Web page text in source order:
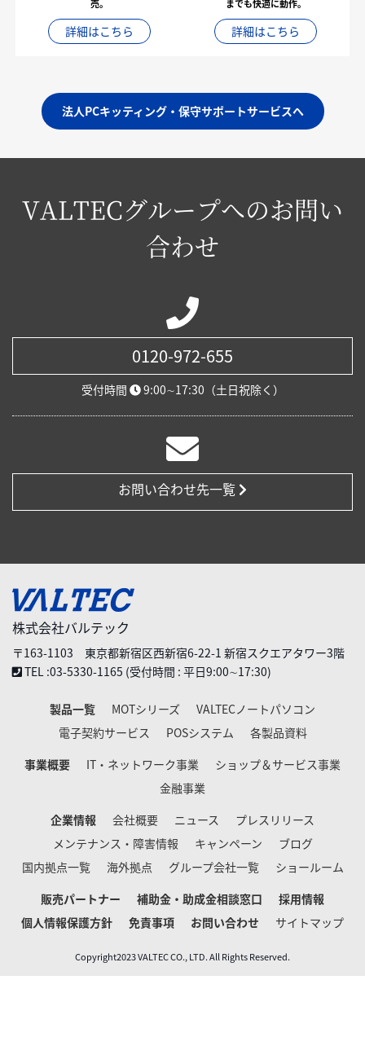
売。
詳細はこちら
までも快適に動作。
詳細はこちら
法人PCキッティング・保守サポートサービスへ
VALTECグループへのお問い
合わせ
0120-972-655
受付時間 9:00∼17:30（土日祝除く）
お問い合わせ先一覧
株式会社バルテック
〒163-1103 東京都新宿区西新宿6-22-1 新宿スクエアタワー3階
TEL :03-5330-1165 (受付時間 : 平日9:00∼17:30)
製品一覧 MOTシリーズ
VALTECノートパソコン
電子契約サービス
POSシステム
各製品資料
事業概要
IT・ネットワーク事業
ショップ＆サービス事業
金融事業
企業情報
会社概要 ニュース
プレスリリース
メンテナンス・障害情報
キャンペーン
ブログ
国内拠点一覧
海外拠点 グループ会社一覧
ショールーム
販売パートナー
補助金・助成金相談窓口
採用情報
個人情報保護方針
免責事項 お問い合わせ サイトマップ
Copyright2023 VALTEC CO., LTD. All Rights Reserved.